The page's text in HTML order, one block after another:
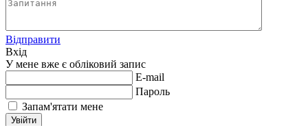
Відправити
Вхід
У мене вже є обліковий запис
E-mail
Пароль
Запам'ятати мене
Увійти